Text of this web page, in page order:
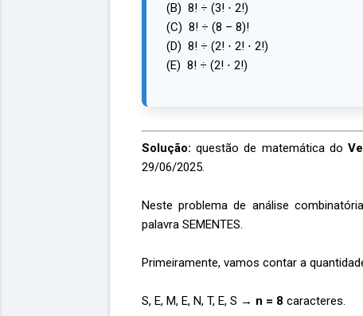
(B) 8! ÷ (3! ⋅ 2!)
(C) 8! ÷ (8 – 8)!
(D) 8! ÷ (2! ⋅ 2! ⋅ 2!)
(E) 8! ÷ (2! ⋅ 2!)
Solução:questão de matemática do
29/06/2025.
Neste problema de análise
palavra SEMENTES.
Primeiramente, vamos contar a
S, E, M, E, N, T, E, S → n = 8 caracteres.